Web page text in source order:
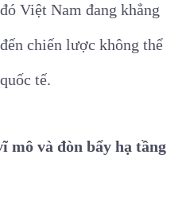
Việt Nam đang khẳng
chiến lược không thể
tế.
mô và đòn bẩy hạ tầng